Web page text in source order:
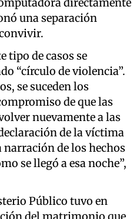
una separación
tipo de casos se
“círculo de violencia”.
se suceden los
de que las
nuevamente a las
de la víctima
de los hechos
se llegó a esa noche”,
Público tuvo en
del matrimonio que